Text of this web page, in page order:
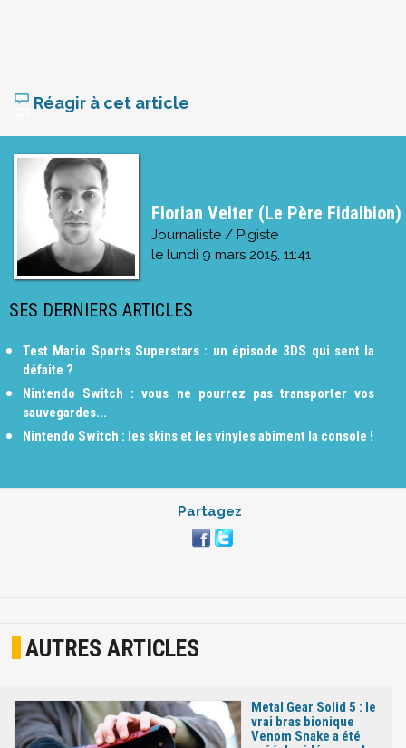
Réagir à cet article
Florian Velter (Le Père Fidalbion)
Journaliste / Pigiste
le lundi 9 mars 2015, 11:41
SES DERNIERS ARTICLES
Test Mario Sports Superstars : un épisode 3DS qui sent la
défaite ?
Nintendo Switch : vous ne pourrez pas transporter vos
sauvegardes...
Nintendo Switch : les skins et les vinyles abîment la console !
Partagez
AUTRES ARTICLES
Metal Gear Solid 5 : le
vrai bras bionique
Venom Snake a été